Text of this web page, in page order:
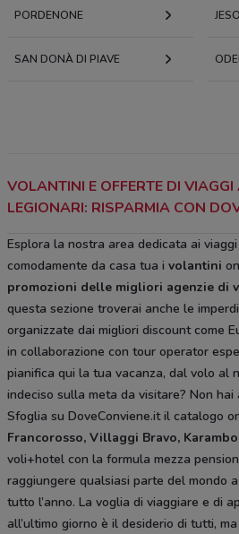
PORDENONE
SAN DONÀ DI PIAVE
VOLANTINI E OFFERTE DI VIAGGI
LEGIONARI: RISPARMIA CON
Esplora la nostra area dedicata ai
comodamente da casa tua i volantini
promozioni delle migliori agenzie di
questa sezione troverai anche le
organizzate dai migliori discount come
in collaborazione con tour operator
pianifica qui la tua vacanza, dal volo al
indeciso sulla meta da visitare? Non
Sfoglia su DoveConviene.it il catalogo
Francorosso, Villaggi Bravo,
voli+hotel con la formula mezza
raggiungere qualsiasi parte del mondo
tutto l’anno. La voglia di viaggiare e di
all’ultimo giorno è il desiderio di tutti,